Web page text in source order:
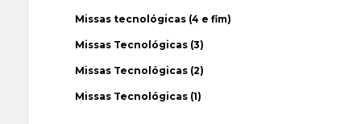
Missas tecnológicas (4 e fim)
Missas Tecnológicas (3)
Missas Tecnológicas (2)
Missas Tecnológicas (1)